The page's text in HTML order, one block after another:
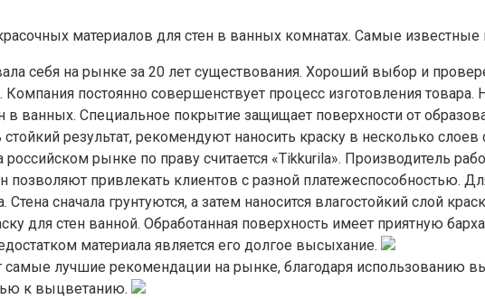
материалов для стен в ванных комнатах. Самые известные
себя на рынке за 20 лет существования. Хороший выбор и
постоянно совершенствует процесс изготовления
ванных. Специальное покрытие защищает поверхности от
результат, рекомендуют наносить краску в несколько
рынке по праву считается «Tikkurila». Производитель
привлекать клиентов с разной платежеспособностью.
сначала грунтуются, а затем наносится влагостойкий слой
для стен ванной. Обработанная поверхность имеет приятную
материала является его долгое высыхание.
лучшие рекомендации на рынке, благодаря использованию
к выцветанию.